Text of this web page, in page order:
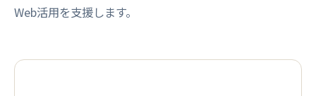
Web活用を支援します。